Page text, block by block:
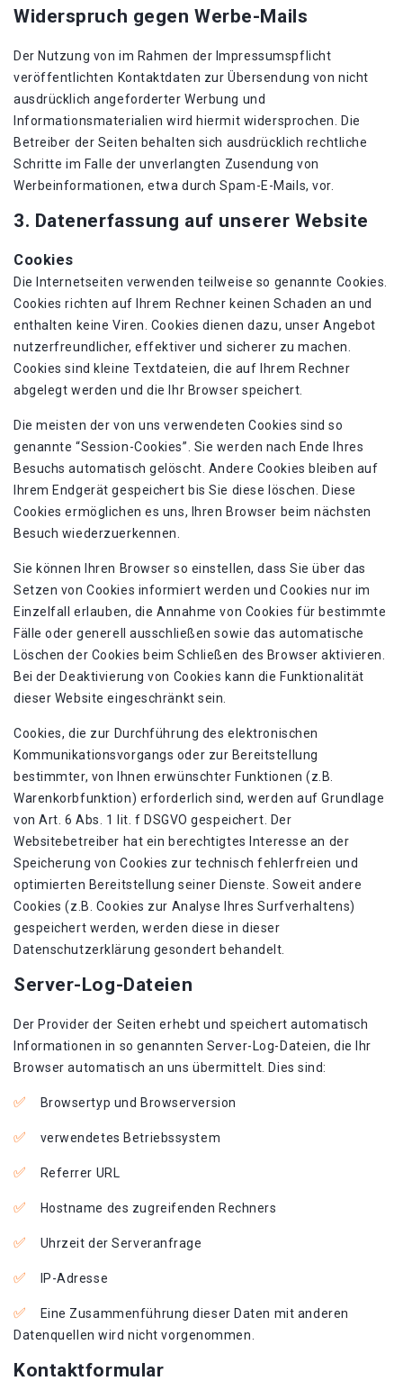
Widerspruch gegen Werbe-Mails
Der Nutzung von im Rahmen der Impressumspflicht
veröffentlichten Kontaktdaten zur Übersendung von nicht
ausdrücklich angeforderter Werbung und
Informationsmaterialien wird hiermit widersprochen. Die
Betreiber der Seiten behalten sich ausdrücklich rechtliche
Schritte im Falle der unverlangten Zusendung von
Werbeinformationen, etwa durch Spam-E-Mails, vor.
3. Datenerfassung auf unserer Website
Cookies
Die Internetseiten verwenden teilweise so genannte Cookies.
Cookies richten auf Ihrem Rechner keinen Schaden an und
enthalten keine Viren. Cookies dienen dazu, unser Angebot
nutzerfreundlicher, effektiver und sicherer zu machen.
Cookies sind kleine Textdateien, die auf Ihrem Rechner
abgelegt werden und die Ihr Browser speichert.
Die meisten der von uns verwendeten Cookies sind so
genannte “Session-Cookies”. Sie werden nach Ende Ihres
Besuchs automatisch gelöscht. Andere Cookies bleiben auf
Ihrem Endgerät gespeichert bis Sie diese löschen. Diese
Cookies ermöglichen es uns, Ihren Browser beim nächsten
Besuch wiederzuerkennen.
Sie können Ihren Browser so einstellen, dass Sie über das
Setzen von Cookies informiert werden und Cookies nur im
Einzelfall erlauben, die Annahme von Cookies für bestimmte
Fälle oder generell ausschließen sowie das automatische
Löschen der Cookies beim Schließen des Browser aktivieren.
Bei der Deaktivierung von Cookies kann die Funktionalität
dieser Website eingeschränkt sein.
Cookies, die zur Durchführung des elektronischen
Kommunikationsvorgangs oder zur Bereitstellung
bestimmter, von Ihnen erwünschter Funktionen (z.B.
Warenkorbfunktion) erforderlich sind, werden auf Grundlage
von Art. 6 Abs. 1 lit. f DSGVO gespeichert. Der
Websitebetreiber hat ein berechtigtes Interesse an der
Speicherung von Cookies zur technisch fehlerfreien und
optimierten Bereitstellung seiner Dienste. Soweit andere
Cookies (z.B. Cookies zur Analyse Ihres Surfverhaltens)
gespeichert werden, werden diese in dieser
Datenschutzerklärung gesondert behandelt.
Server-Log-Dateien
Der Provider der Seiten erhebt und speichert automatisch
Informationen in so genannten Server-Log-Dateien, die Ihr
Browser automatisch an uns übermittelt. Dies sind:
Browsertyp und Browserversion
verwendetes Betriebssystem
Referrer URL
Hostname des zugreifenden Rechners
Uhrzeit der Serveranfrage
IP-Adresse
Eine Zusammenführung dieser Daten mit anderen
Datenquellen wird nicht vorgenommen.
Kontaktformular